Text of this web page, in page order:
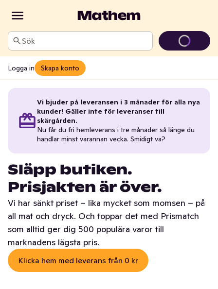
Sök
Logga in Skapa konto
Vi bjuder på leveransen i 3 månader för alla nya
kunder! Gäller inte för leveranser till
skärgården.
Nu får du fri hemleverans i tre månader så länge du
handlar minst varannan vecka. Smidigt va?
Släpp butiken.
Prisjakten är över.
Vi har sänkt priset – lika mycket som momsen – på
all mat och dryck. Och toppar det med Prismatch
som alltid ger dig 500 populära varor till
marknadens lägsta pris.
Klicka hem med leverans från 0 kr